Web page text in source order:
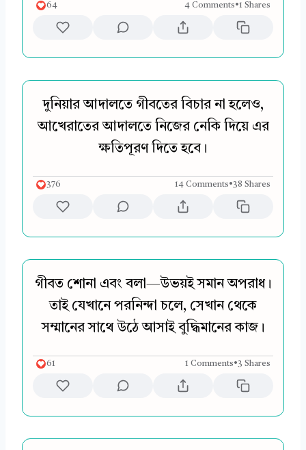
64 4 Comments•1 Shares
দুনিয়ার আদালতে গীবতের বিচার না হলেও,
আখেরাতের আদালতে নিজের নেকি দিয়ে এর
ক্ষতিপূরণ দিতে হবে।
376 14 Comments•38 Shares
গীবত শোনা এবং বলা—উভয়ই সমান অপরাধ।
তাই যেখানে পরনিন্দা চলে, সেখান থেকে
সম্মানের সাথে উঠে আসাই বুদ্ধিমানের কাজ।
61 1 Comments•3 Shares